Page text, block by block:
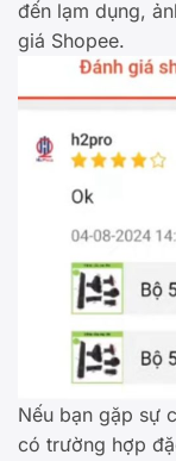
đến lạm dụng,
giá Shopee.
Nếu bạn gặp sự
có trường hợp